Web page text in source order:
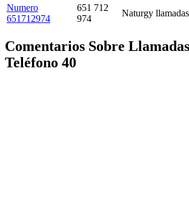
Numero
651712974
651 712
974
Naturgy
Comentarios Sobre
Teléfono 40